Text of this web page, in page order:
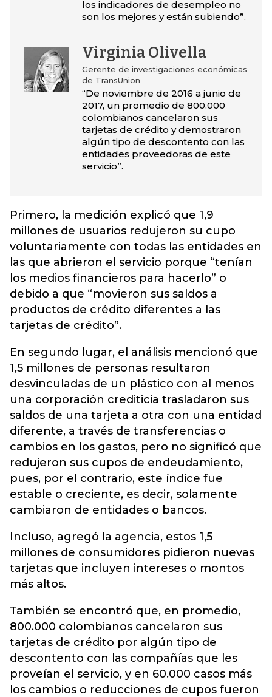
los indicadores de desempleo no
son los mejores y están subiendo”.
Virginia Olivella
Gerente de investigaciones económicas
de TransUnion
“De noviembre de 2016 a junio de
2017, un promedio de 800.000
colombianos cancelaron sus
tarjetas de crédito y demostraron
algún tipo de descontento con las
entidades proveedoras de este
servicio”.
Primero, la medición explicó que 1,9
millones de usuarios redujeron su cupo
voluntariamente con todas las entidades en
las que abrieron el servicio porque “tenían
los medios financieros para hacerlo” o
debido a que “movieron sus saldos a
productos de crédito diferentes a las
tarjetas de crédito”.
En segundo lugar, el análisis mencionó que
1,5 millones de personas resultaron
desvinculadas de un plástico con al menos
una corporación crediticia trasladaron sus
saldos de una tarjeta a otra con una entidad
diferente, a través de transferencias o
cambios en los gastos, pero no significó que
redujeron sus cupos de endeudamiento,
pues, por el contrario, este índice fue
estable o creciente, es decir, solamente
cambiaron de entidades o bancos.
Incluso, agregó la agencia, estos 1,5
millones de consumidores pidieron nuevas
tarjetas que incluyen intereses o montos
más altos.
También se encontró que, en promedio,
800.000 colombianos cancelaron sus
tarjetas de crédito por algún tipo de
descontento con las compañías que les
proveían el servicio, y en 60.000 casos más
los cambios o reducciones de cupos fueron